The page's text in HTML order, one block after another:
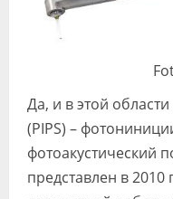
Да, и в этой
(PIPS) –
фотоакустический
представлен в 2010